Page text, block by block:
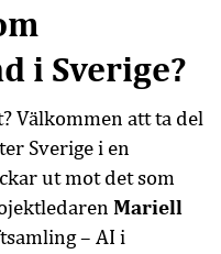
i Sverige?
Välkommen att ta del
Sverige i en
ut mot det som
Mariell
– AI i